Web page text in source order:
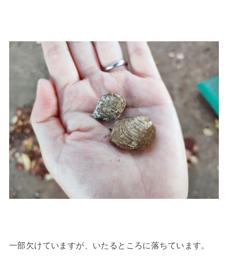
一部欠けていますが、いたるところに落ちています。